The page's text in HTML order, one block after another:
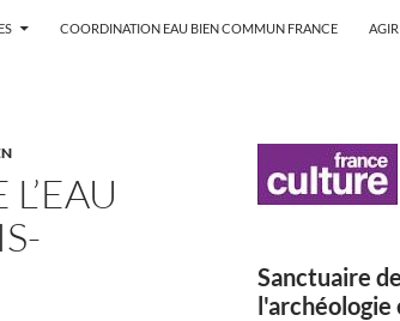
COORDINATION EAU BIEN COMMUN FRANCE
Sanctuaire
l'archéologie